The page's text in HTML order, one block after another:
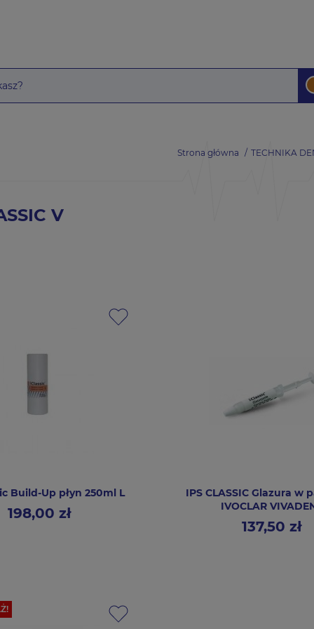
Strona główna TECHNIKA
V
Build-Up płyn 250ml L
Cena
198,00 zł
IPS CLASSIC Glazura w
IVOCLAR
Cena
137,50 zł